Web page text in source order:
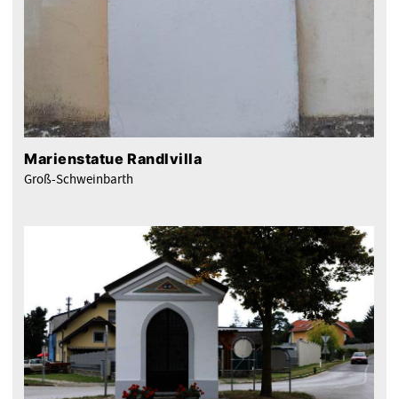
Marienstatue Randlvilla
Groß-Schweinbarth